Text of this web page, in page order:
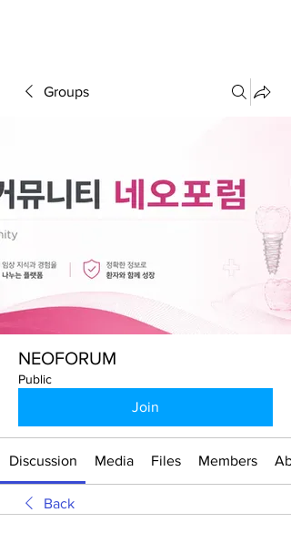
Groups
NEOFORUM
Public
Join
Discussion Media Files Members
Back